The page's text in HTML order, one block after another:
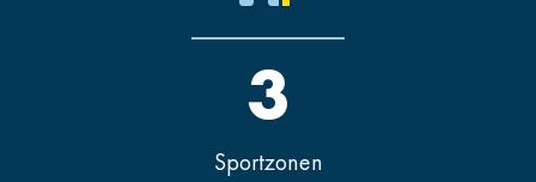
Sportzonen
3